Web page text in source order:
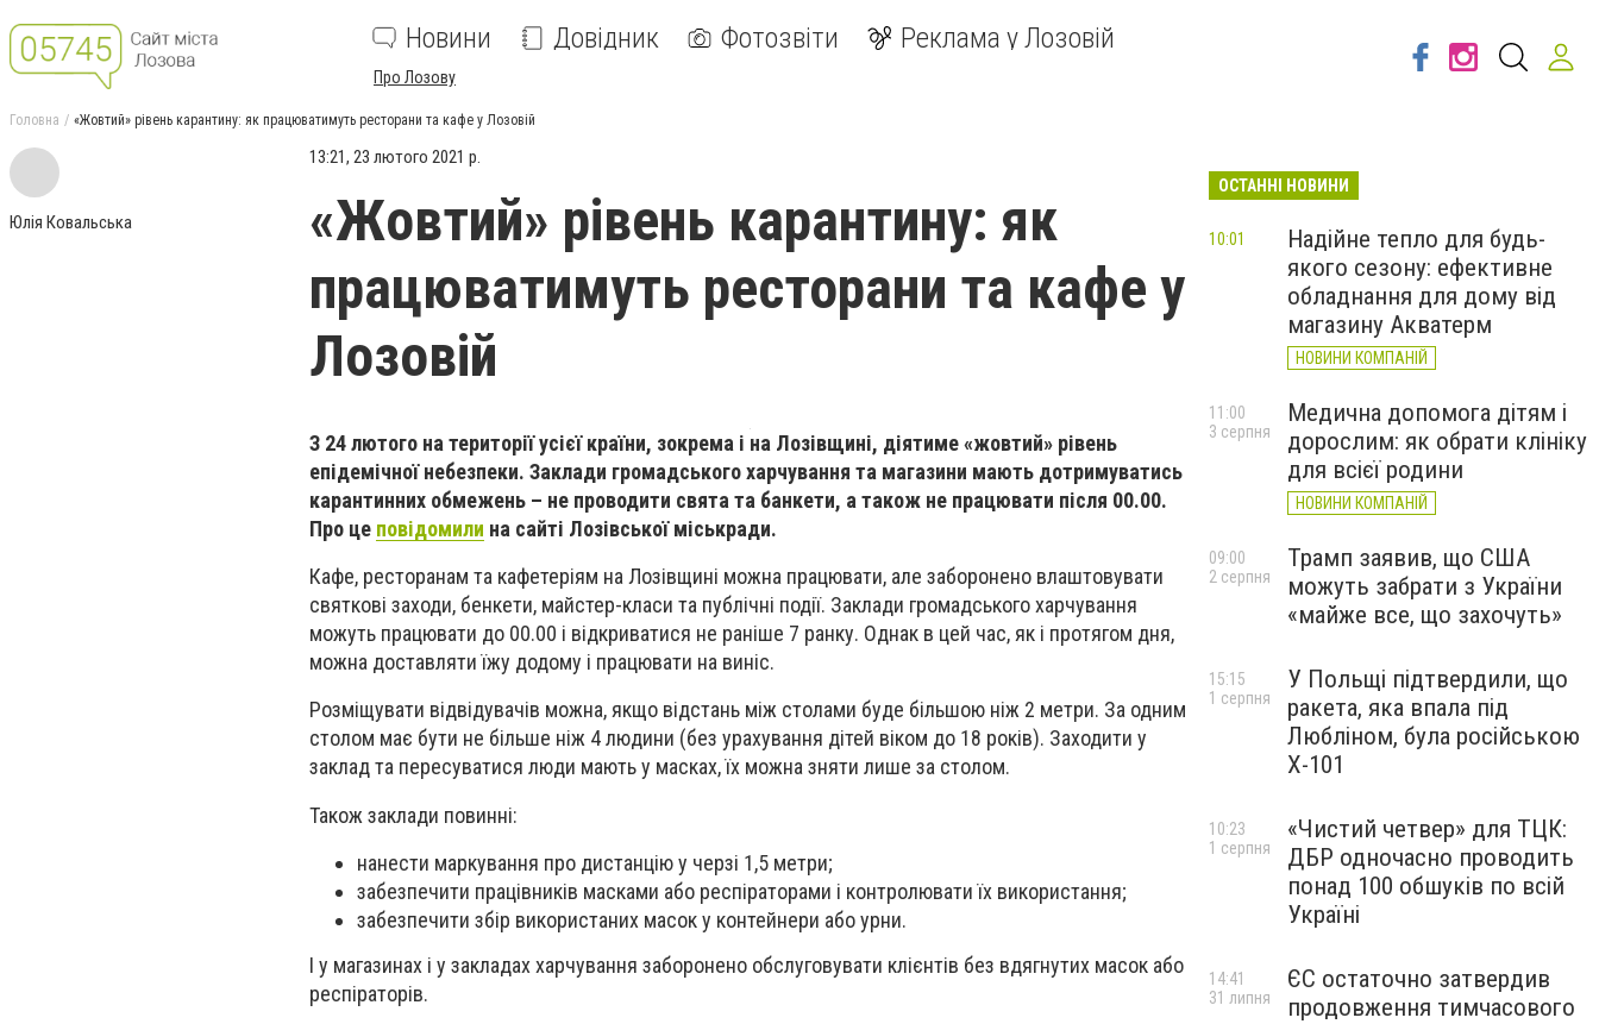
Новини Довідник Фотозвіти Реклама у Лозовій
Про Лозову
Головна «Жовтий» рівень карантину: як працюватимуть ресторани та кафе у Лозовій
Юлія Ковальська
13:21, 23 лютого 2021 р.
«Жовтий» рівень карантину: як
працюватимуть ресторани та кафе у
Лозовій
З 24 лютого на території усієї країни, зокрема і на Лозівщині, діятиме «жовтий» рівень
епідемічної небезпеки. Заклади громадського харчування та магазини мають дотримуватись
карантинних обмежень – не проводити свята та банкети, а також не працювати після 00.00.
Про це повідомили на сайті Лозівської міськради.
Кафе, ресторанам та кафетеріям на Лозівщині можна працювати, але заборонено влаштовувати
святкові заходи, бенкети, майстер-класи та публічні події. Заклади громадського харчування
можуть працювати до 00.00 і відкриватися не раніше 7 ранку. Однак в цей час, як і протягом дня,
можна доставляти їжу додому і працювати на виніс.
Розміщувати відвідувачів можна, якщо відстань між столами буде більшою ніж 2 метри. За одним
столом має бути не більше ніж 4 людини (без урахування дітей віком до 18 років). Заходити у
заклад та пересуватися люди мають у масках, їх можна зняти лише за столом.
Також заклади повинні:
нанести маркування про дистанцію у черзі 1,5 метри;
забезпечити працівників масками або респіраторами і контролювати їх використання;
забезпечити збір використаних масок у контейнери або урни.
І у магазинах і у закладах харчування заборонено обслуговувати клієнтів без вдягнутих масок або
респіраторів.
ОСТАННІ НОВИНИ
Надійне тепло для будь-
якого сезону: ефективне
обладнання для дому від
магазину Акватерм
НОВИНИ КОМПАНІЙ
10:01
Медична допомога дітям і
дорослим: як обрати клініку
для всієї родини
НОВИНИ КОМПАНІЙ
11:00
3 серпня
Трамп заявив, що США
можуть забрати з України
«майже все, що захочуть»
09:00
2 серпня
У Польщі підтвердили, що
ракета, яка впала під
Любліном, була російською
Х-101
15:15
1 серпня
«Чистий четвер» для ТЦК:
ДБР одночасно проводить
понад 100 обшуків по всій
Україні
10:23
1 серпня
ЄС остаточно затвердив
продовження тимчасового
14:41
31 липня